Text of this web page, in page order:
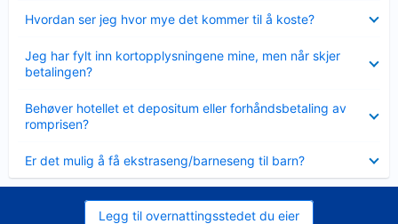
Hvordan ser jeg hvor mye det kommer til å koste?
mindre
Jeg har fylt inn kortopplysningene mine, men når skjer
betalingen?
mindre
Behøver hotellet et depositum eller forhåndsbetaling av
romprisen?
mindre
Er det mulig å få ekstraseng/barneseng til barn?
mindre
Legg til overnattingsstedet du eier